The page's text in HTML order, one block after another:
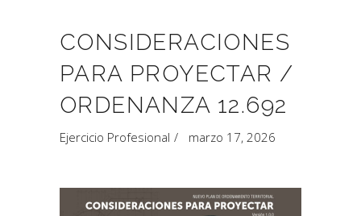
CONSIDERACIONES
PARA PROYECTAR /
ORDENANZA 12.692
Ejercicio Profesional marzo 17, 2026